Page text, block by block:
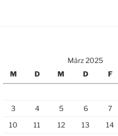
März 2025
M
D M D F
3
4 5 6 7
10
11 12 13 14